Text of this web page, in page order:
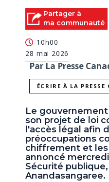
Partager à
ma communauté
10h00
28 mai 2026
Par La Presse
ÉCRIRE À LA PRESSE
Le
son projet de loi
l'accès légal afin
préoccupations
chiffrement et
annoncé
Sécurité publique,
Anandasangaree.